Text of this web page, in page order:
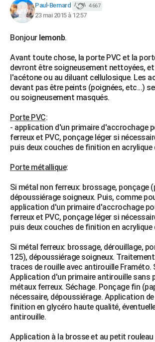
S'inscrire
Se connecter
Lycées
Collèges
Primaires
Universités
Entreprises
Service militaire
Avis de recherche
AVIS DE DÉCÈS
FORUM
Bricolage
Lifestyle
Culture
Television
Voyage
Cinema
Paul-Bernard 4 667
23 mai 2015 à 12:57
Bonjour lemonb.
Avant toute chose, la porte PVC et la
devront être soigneusement nettoyées,
l'acétone ou au diluant cellulosique. Les
devant pas être peints (poignées, etc...)
ou soigneusement masqués.
Porte PVC:
- application d'un primaire d'accrochage
ferreux et PVC, ponçage léger si
puis deux couches de finition en acrylique
Porte métallique:
Si métal non ferreux: brossage, ponçage
dépoussiérage soigneux. Puis, comme
application d'un primaire d'accrochage
ferreux et PVC, ponçage léger si
puis deux couches de finition en acrylique
Si métal ferreux: brossage, dérouillage,
125), dépoussiérage soigneux.
traces de rouille avec antirouille Framéto.
Application d'un primaire antirouille sans
métaux ferreux. Séchage. Ponçage fin
nécessaire, dépoussiérage. Application
finition en glycéro haute qualité,
antirouille.
Application à la brosse et au petit